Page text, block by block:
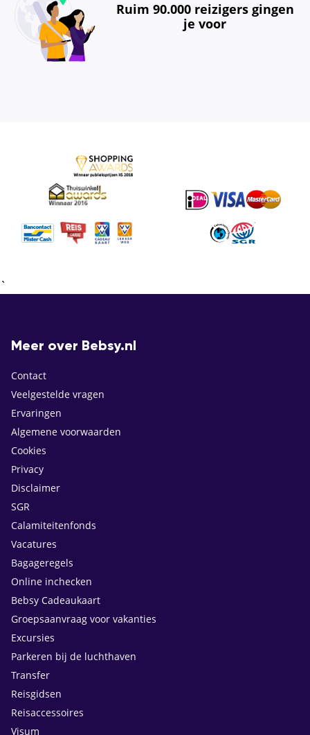
Ruim 90.000 reizigers gingen
je voor
`
Meer over Bebsy.nl
Contact
Veelgestelde vragen
Ervaringen
Algemene voorwaarden
Cookies
Privacy
Disclaimer
SGR
Calamiteitenfonds
Vacatures
Bagageregels
Online inchecken
Bebsy Cadeaukaart
Groepsaanvraag voor vakanties
Excursies
Parkeren bij de luchthaven
Transfer
Reisgidsen
Reisaccessoires
Visum